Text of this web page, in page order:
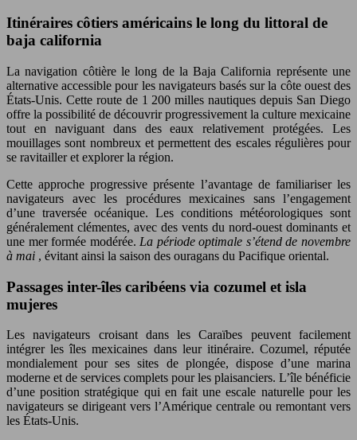
Itinéraires côtiers américains le long du littoral de
baja california
La navigation côtière le long de la Baja California représente une
alternative accessible pour les navigateurs basés sur la côte ouest des
États-Unis. Cette route de 1 200 milles nautiques depuis San Diego
offre la possibilité de découvrir progressivement la culture mexicaine
tout en naviguant dans des eaux relativement protégées. Les
mouillages sont nombreux et permettent des escales régulières pour
se ravitailler et explorer la région.
Cette approche progressive présente l’avantage de familiariser les
navigateurs avec les procédures mexicaines sans l’engagement
d’une traversée océanique. Les conditions météorologiques sont
généralement clémentes, avec des vents du nord-ouest dominants et
une mer formée modérée. La période optimale s’étend de novembre
à mai , évitant ainsi la saison des ouragans du Pacifique oriental.
Passages inter-îles caribéens via cozumel et isla
mujeres
Les navigateurs croisant dans les Caraïbes peuvent facilement
intégrer les îles mexicaines dans leur itinéraire. Cozumel, réputée
mondialement pour ses sites de plongée, dispose d’une marina
moderne et de services complets pour les plaisanciers. L’île bénéficie
d’une position stratégique qui en fait une escale naturelle pour les
navigateurs se dirigeant vers l’Amérique centrale ou remontant vers
les États-Unis.